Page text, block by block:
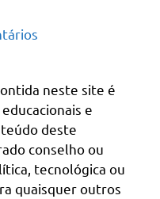
neste site é
e
deste
conselho ou
tecnológica ou
quaisquer outros